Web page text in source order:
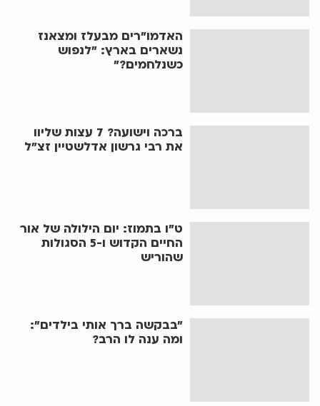
האדמו"רים מבעלז ומצאנז
נשארים בארץ: "לנפוש
כשנלחמים?"
ברכה וישועה? 7 עצות שליוו
את רבי גרשון אדלשטיין זצ"ל
ט"ו בתמוז: יום הילולה של אור
החיים הקדוש ו-5 הסגולות
שהוריש
"בבקשה ברך אותי בילדים":
ומה ענה לו הרב?